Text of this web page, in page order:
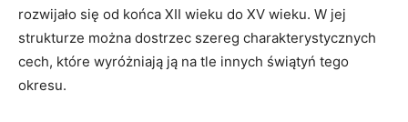
rozwijało się od​ końca XII wieku do XV wieku. W jej
strukturze można dostrzec szereg charakterystycznych
cech, które wyróżniają ją na‍ tle innych świątyń tego
okresu.